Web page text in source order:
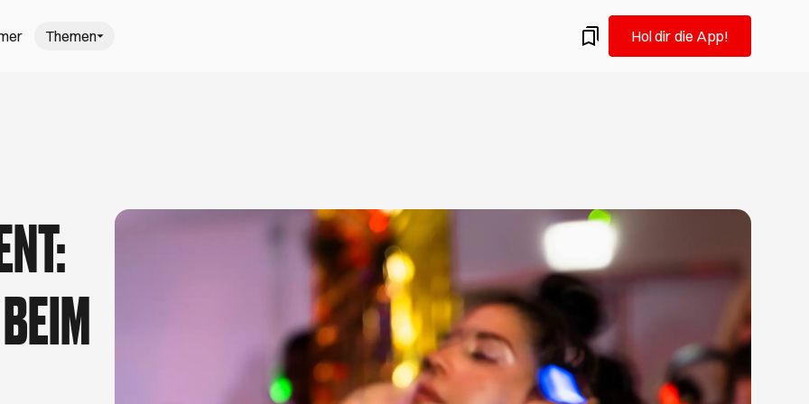
Themen
schönsten Sommer in Hamburg
am Elbstrand barfußlaufen, Open-Air-Kino
ein Picknick unter Apfelbäumen oder der
– hier findest du besondere
gehen in Hamburg
sind draußen, es wird wärmer und du
5 Gastro-Neueröffnungen, die du im August testen solltest
Du liebst Hamburgs Gastro-Szene und probierst gern Neues aus?
Dann bist du hier goldrichtig! Wir verraten dir, welche Restaurants,
Cafés und Bars in Hamburg frisch eröffnet haben und deine
Aufmerksamkeit verdienen.
Ausstellungen in Hamburg: Was du im August nicht verpassen
darfst
Hol dir die App!